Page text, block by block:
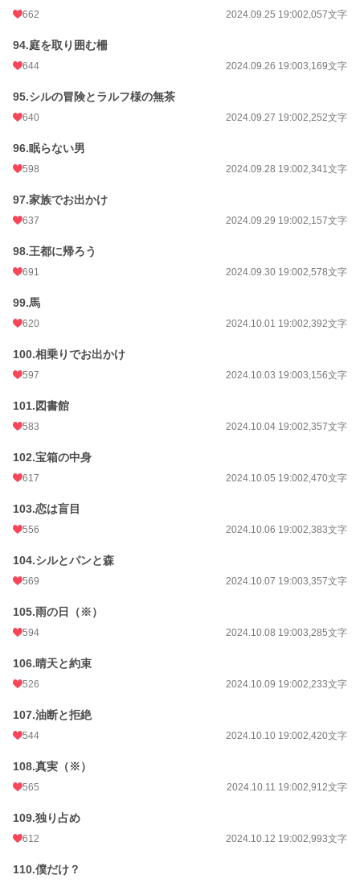
662 2024.09.25 19:002,057文字
94.庭を取り囲む柵
644 2024.09.26 19:003,169文字
95.シルの冒険とラルフ様の無茶
640 2024.09.27 19:002,252文字
96.眠らない男
598 2024.09.28 19:002,341文字
97.家族でお出かけ
637 2024.09.29 19:002,157文字
98.王都に帰ろう
691 2024.09.30 19:002,578文字
99.馬
620 2024.10.01 19:002,392文字
100.相乗りでお出かけ
597 2024.10.03 19:003,156文字
101.図書館
583 2024.10.04 19:002,357文字
102.宝箱の中身
617 2024.10.05 19:002,470文字
103.恋は盲目
556 2024.10.06 19:002,383文字
104.シルとパンと森
569 2024.10.07 19:003,357文字
105.雨の日（※）
594 2024.10.08 19:003,285文字
106.晴天と約束
526 2024.10.09 19:002,233文字
107.油断と拒絶
544 2024.10.10 19:002,420文字
108.真実（※）
565 2024.10.11 19:002,912文字
109.独り占め
612 2024.10.12 19:002,993文字
110.僕だけ？